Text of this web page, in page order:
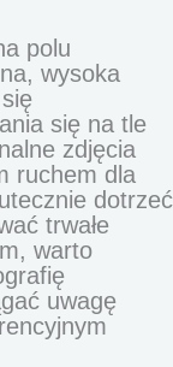
polu
wysoka
się na tle
zdjęcia
ruchem dla
dotrzeć
trwałe
warto
uwagę